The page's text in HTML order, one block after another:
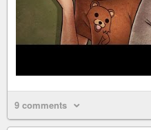
9 comments